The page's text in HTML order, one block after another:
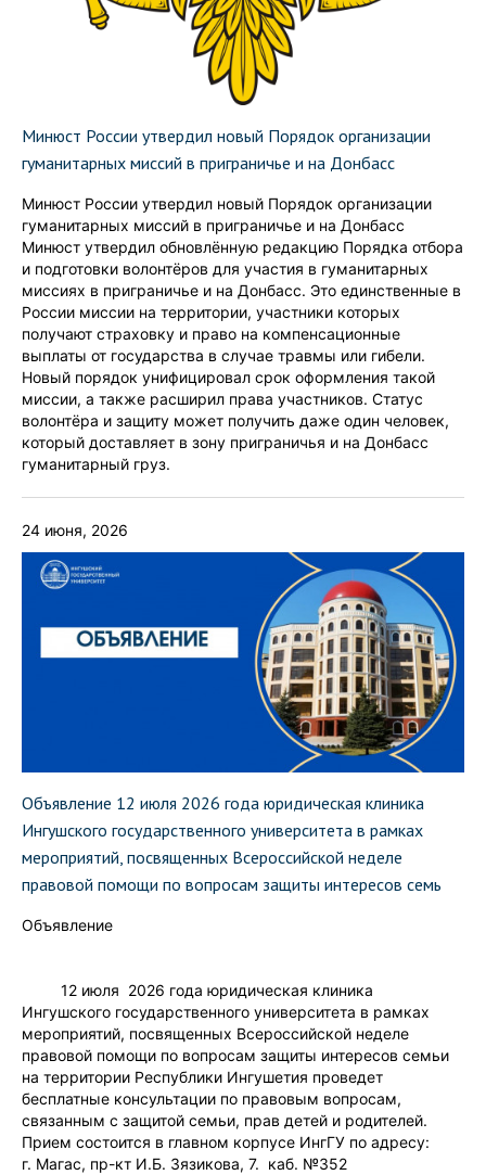
Минюст России утвердил новый Порядок организации
гуманитарных миссий в приграничье и на Донбасс
Минюст России утвердил новый Порядок организации
гуманитарных миссий в приграничье и на Донбасс
Минюст утвердил обновлённую редакцию Порядка отбора
и подготовки волонтёров для участия в гуманитарных
миссиях в приграничье и на Донбасс. Это единственные в
России миссии на территории, участники которых
получают страховку и право на компенсационные
выплаты от государства в случае травмы или гибели.
Новый порядок унифицировал срок оформления такой
миссии, а также расширил права участников. Статус
волонтёра и защиту может получить даже один человек,
который доставляет в зону приграничья и на Донбасс
гуманитарный груз.
24 июня, 2026
Объявление 12 июля 2026 года юридическая клиника
Ингушского государственного университета в рамках
мероприятий, посвященных Всероссийской неделе
правовой помощи по вопросам защиты интересов семь
Объявление
12 июля 2026 года юридическая клиника
Ингушского государственного университета в рамках
мероприятий, посвященных Всероссийской неделе
правовой помощи по вопросам защиты интересов семьи
на территории Республики Ингушетия проведет
бесплатные консультации по правовым вопросам,
связанным с защитой семьи, прав детей и родителей.
Прием состоится в главном корпусе ИнгГУ по адресу:
г. Магас, пр-кт И.Б. Зязикова, 7. каб. №352